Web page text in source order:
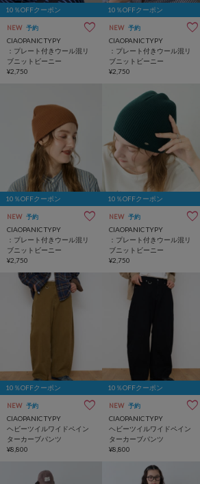
10％OFFクーポン
NEW 予約
CIAOPANIC TYPY
：プレート付きウール混リ
ブニットビーニー
¥2,750
10％OFFクーポン
NEW 予約
CIAOPANIC TYPY
：プレート付きウール混リ
ブニットビーニー
¥2,750
10％OFFクーポン
NEW 予約
CIAOPANIC TYPY
：プレート付きウール混リ
ブニットビーニー
¥2,750
10％OFFクーポン
NEW 予約
CIAOPANIC TYPY
：プレート付きウール混リ
ブニットビーニー
¥2,750
10％OFFクーポン
NEW 予約
CIAOPANIC TYPY
ヘビーツイルワイドペイン
ターカーブパンツ
¥8,800
10％OFFクーポン
NEW 予約
CIAOPANIC TYPY
ヘビーツイルワイドペイン
ターカーブパンツ
¥8,800